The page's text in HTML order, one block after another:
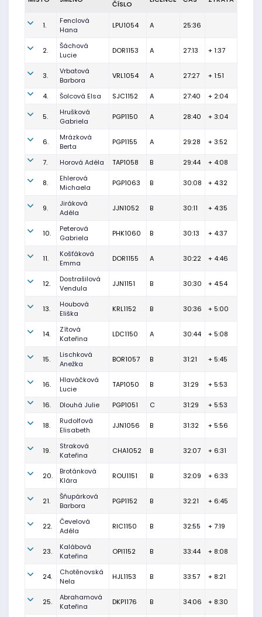
ČÍSLO
1.
Fenclová
Hana
LPU1054 A 25:36
2.
Šáchová
Lucie
DOR1153 A 27:13 + 1:37
3.
Vrbatová
Barbora
VRL1054 A 27:27 + 1:51
4. Šolcová Elsa SJC1152 A 27:40 + 2:04
5.
Hrušková
Gabriela
PGP1150 A 28:40 + 3:04
6.
Mrázková
Berta
PGP1155 A 29:28 + 3:52
7. Horová Adéla TAP1058 B 29:44 + 4:08
8.
Ehlerová
Michaela
PGP1063 B 30:08 + 4:32
9.
Jiráková
Adéla
JJN1052 B 30:11 + 4:35
10.
Peterová
Gabriela
PHK1060 B 30:13 + 4:37
11.
Košťáková
Emma
DOR1155 A 30:22 + 4:46
12.
Dostrašilová
Vendula
JJN1151 B 30:30 + 4:54
13.
Houbová
Eliška
KRL1152 B 30:36 + 5:00
14.
Zítová
Kateřina
LDC1150 A 30:44 + 5:08
15.
Lischková
Anežka
BOR1057 B 31:21 + 5:45
16.
Hlaváčková
Lucie
TAP1050 B 31:29 + 5:53
16. Dlouhá Julie PGP1051 C 31:29 + 5:53
18.
Rudolfová
Elisabeth
JJN1056 B 31:32 + 5:56
19.
Straková
Kateřina
CHA1052 B 32:07 + 6:31
20.
Brotánková
Klára
ROU1151 B 32:09 + 6:33
21.
Šňupárková
Barbora
PGP1152 B 32:21 + 6:45
22.
Čevelová
Adéla
RIC1150 B 32:55 + 7:19
23.
Kalábová
Kateřina
OPI1152 B 33:44 + 8:08
24.
Chotěnovská
Nela
HJL1153 B 33:57 + 8:21
25.
Abrahamová
Kateřina
DKP1176 B 34:06 + 8:30